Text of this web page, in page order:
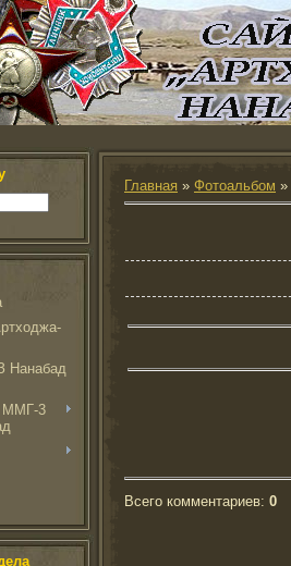
Нанабад
ММГ-3
Главная » Фотоальбом »
Всего комментариев: 0